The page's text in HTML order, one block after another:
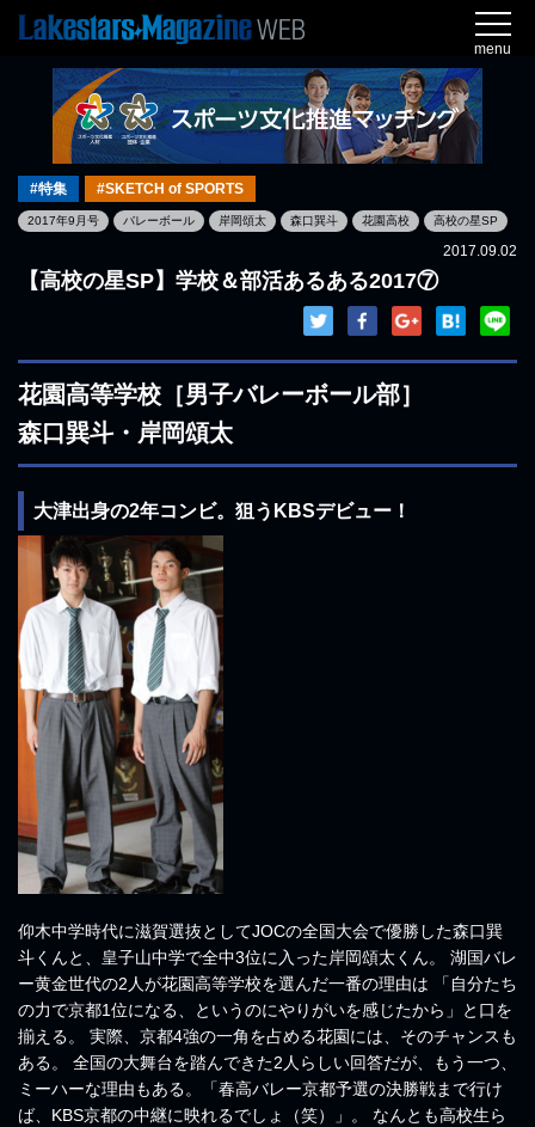
menu
#特集 #SKETCH of SPORTS
2017年9月号 バレーボール 岸岡頌太 森口巽斗 花園高校 高校の星SP
2017.09.02
【高校の星SP】学校＆部活あるある2017⑦
花園高等学校［男子バレーボール部］
森口巽斗・岸岡頌太
大津出身の2年コンビ。狙うKBSデビュー！
仰木中学時代に滋賀選抜としてJOCの全国大会で優勝した森口巽
斗くんと、皇子山中学で全中3位に入った岸岡頌太くん。 湖国バレ
ー黄金世代の2人が花園高等学校を選んだ一番の理由は 「自分たち
の力で京都1位になる、というのにやりがいを感じたから」と口を
揃える。 実際、京都4強の一角を占める花園には、そのチャンスも
ある。 全国の大舞台を踏んできた2人らしい回答だが、もう一つ、
ミーハーな理由もある。「春高バレー京都予選の決勝戦まで行け
ば、KBS京都の中継に映れるでしょ（笑）」。 なんとも高校生ら